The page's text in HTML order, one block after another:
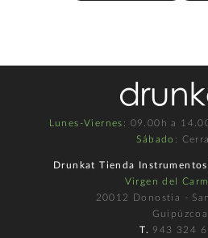
Lunes-Viernes : 09.00h a
Sábado :
Drunkat Tienda
Virgen del
20012 Donostia -
Guipúzcoa
T. 943 324